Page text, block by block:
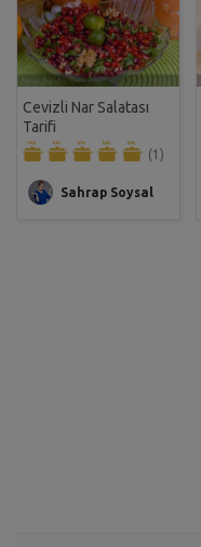
Cevizli Nar Salatası
Tarifi
(1)
Sahrap Soysal